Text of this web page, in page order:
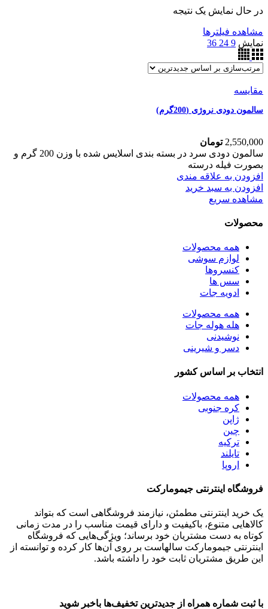
در حال نمایش یک نتیجه
مشاهده فیلترها
نمایش 9
24
36
مقایسه
سالمون دودی نروژی (200گرم)
2,550,000 تومان
سالمون دودی سرد در بسته بندی اسلایس شده با وزن 200 گرم و
بصورت فیله درسته
افزودن به علاقه مندی
افزودن به سبد خرید
مشاهده سریع
محصولات
همه محصولات
لوازم سوشی
کنسروها
سس ها
ادویه جات
همه محصولات
هله هوله جات
نوشیدنی
دسر و شیرینی
انتخاب بر اساس کشور
همه محصولات
کره جنوبی
ژاپن
چین
ترکیه
تایلند
اروپا
فروشگاه اینترنتی جیمومارکت
یک خرید اینترنتی مطمئن، نیازمند فروشگاهی است که بتواند
کالاهایی متنوع، باکیفیت و دارای قیمت مناسب را در مدت زمانی
کوتاه به دست مشتریان خود برساند؛ ویژگی‌هایی که فروشگاه
اینترنتی جیمومارکت سالهاست بر روی آن‌ها کار کرده و توانسته از
این طریق مشتریان ثابت خود را داشته باشد.
با ثبت شماره همراه از جدید‌ترین تخفیف‌ها با‌خبر شوید